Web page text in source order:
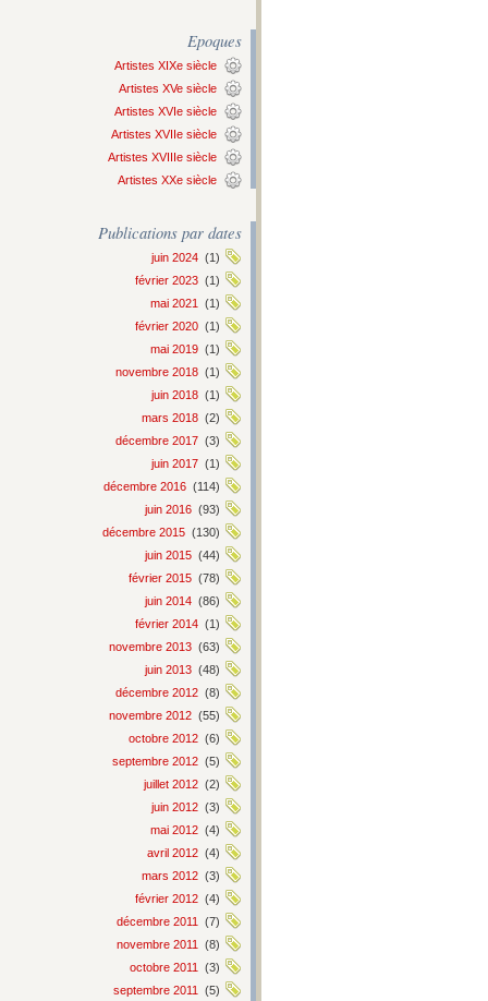
Epoques
Artistes XIXe siècle
Artistes XVe siècle
Artistes XVIe siècle
Artistes XVIIe siècle
Artistes XVIIIe siècle
Artistes XXe siècle
Publications par dates
juin 2024 (1)
février 2023 (1)
mai 2021
(1)
février 2020 (1)
mai 2019 (1)
novembre 2018 (1)
juin 2018 (1)
mars 2018 (2)
décembre 2017 (3)
juin 2017 (1)
décembre 2016 (114)
juin 2016 (93)
décembre 2015 (130)
juin 2015 (44)
février 2015 (78)
juin 2014 (86)
février 2014 (1)
novembre 2013 (63)
juin 2013 (48)
décembre 2012 (8)
novembre 2012 (55)
octobre 2012 (6)
septembre 2012 (5)
juillet 2012 (2)
juin 2012 (3)
mai 2012 (4)
avril 2012 (4)
mars 2012 (3)
février 2012 (4)
décembre 2011
(7)
novembre 2011
(8)
octobre 2011
(3)
septembre 2011
(5)